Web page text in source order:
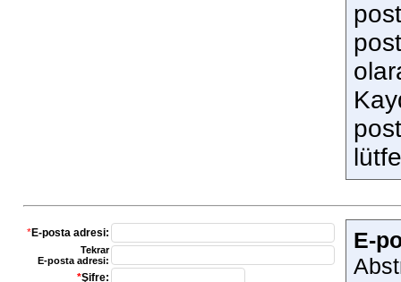
*E-posta adresi:
Tekrar
E-posta adresi:
*Şifre:
E-